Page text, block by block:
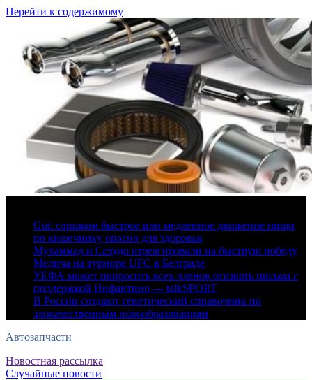
Перейти к содержимому
Gut: слишком быстрое или медленное движение пищи
по кишечнику опасно для здоровья
Мухаммад и Сехудо отреагировали на быструю победу
Медича на турнире UFC в Белграде
УЕФА может попросить всех членов отозвать письма с
поддержкой Инфантино — talkSPORT
В России создают генетический справочник по
злокачественным новообразованиям
Автозапчасти
Новостная рассылка
Случайные новости